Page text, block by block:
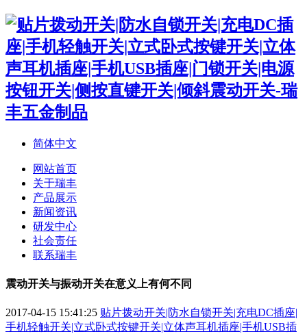
简体中文
网站首页
关于瑞丰
产品展示
新闻资讯
研发中心
社会责任
联系瑞丰
震动开关与振动开关在意义上有何不同
2017-04-15 15:41:25 贴片拨动开关|防水自锁开关|充电DC插座|
手机轻触开关|立式卧式按键开关|立体声耳机插座|手机USB插